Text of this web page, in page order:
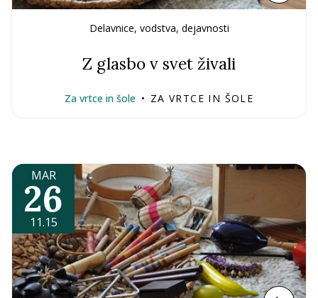
Delavnice, vodstva, dejavnosti
Z glasbo v svet živali
Za vrtce in šole • ZA VRTCE IN ŠOLE
MAR
26
11.15